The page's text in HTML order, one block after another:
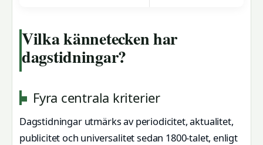
Vilka kännetecken har
dagstidningar?
Fyra centrala kriterier
Dagstidningar utmärks av periodicitet, aktualitet,
publicitet och universalitet sedan 1800-talet, enligt